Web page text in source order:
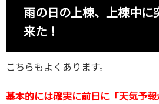
雨の日の上棟、上棟中に
来た！
こちらもよくあります。
基本的には確実に前日に「天気予